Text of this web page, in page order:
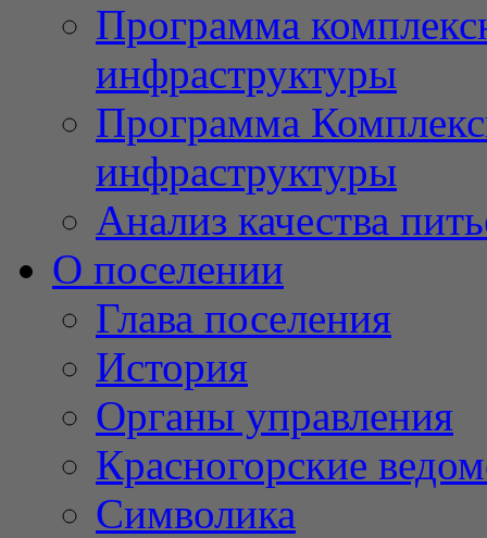
Программа
инфраструктуры
Программа
инфраструктуры
Анализ качества
О поселении
Глава поселения
История
Органы управления
Красногорские
Символика